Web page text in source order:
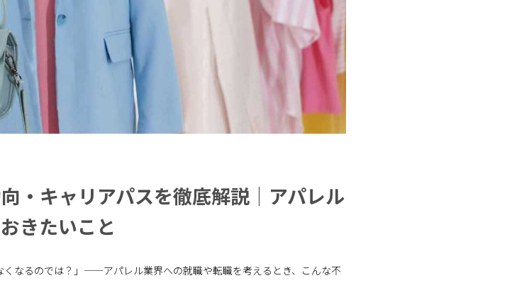
・キャリアパスを徹底解説｜アパレル
きたいこと
くなるのでは？」——アパレル業界への就職や転職を考えるとき、こんな不